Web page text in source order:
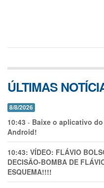
ÚLTIMAS
8/8/2026
10:43 - Baixe o aplicativo
Android!
10:43: VÍDEO: FLÁVIO
DECISÃO-BOMBA DE
ESQUEMA!!!!